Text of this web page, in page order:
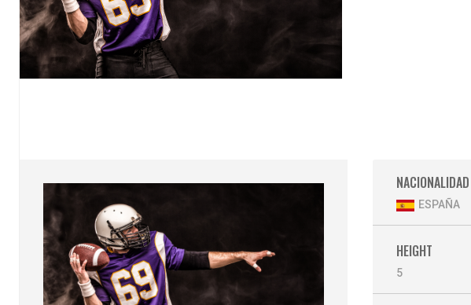
NACIONALIDAD
ESPAÑA
HEIGHT
5